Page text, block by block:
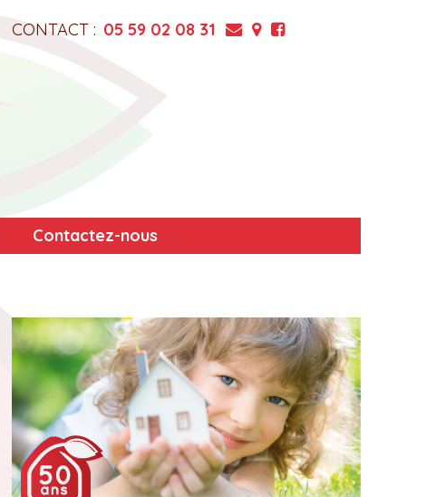
CONTACT : 05 59 02 08 31
Contactez-nous